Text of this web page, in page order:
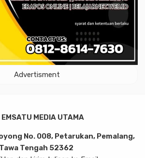
Advertisment
EMSATU MEDIA UTAMA
No. 008, Petarukan, Pemalang,
Tawa Tengah 52362